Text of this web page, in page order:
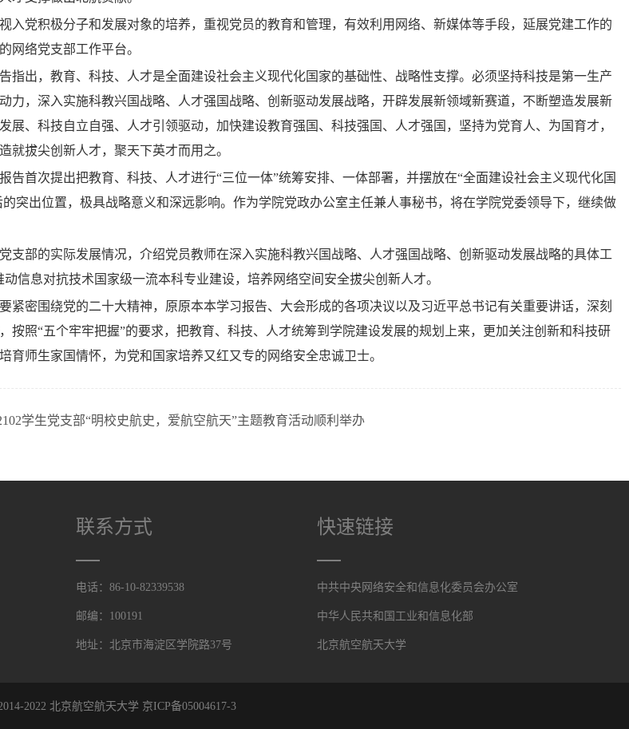
入党积极分子和发展对象的培养，重视党员的教育和管理，有效利用网络、新媒体等手段，延展党建工作的
网络党支部工作平台。
指出，教育、科技、人才是全面建设社会主义现代化国家的基础性、战略性支撑。必须坚持科技是第一生产
力，深入实施科教兴国战略、人才强国战略、创新驱动发展战略，开辟发展新领域新赛道，不断塑造发展新
展、科技自立自强、人才引领驱动，加快建设教育强国、科技强国、人才强国，坚持为党育人、为国育才，
就拔尖创新人才，聚天下英才而用之。
告首次提出把教育、科技、人才进行“三位一体”统筹安排、一体部署，并摆放在“全面建设社会主义现代化国
的突出位置，极具战略意义和深远影响。作为学院党政办公室主任兼人事秘书，将在学院党委领导下，继续做
支部的实际发展情况，介绍党员教师在深入实施科教兴国战略、人才强国战略、创新驱动发展战略的具体工
信息对抗技术国家级一流本科专业建设，培养网络空间安全拔尖创新人才。
紧密围绕党的二十大精神，原原本本学习报告、大会形成的各项决议以及习近平总书记有关重要讲话，深刻
按照“五个牢牢把握”的要求，把教育、科技、人才统筹到学院建设发展的规划上来，更加关注创新和科技研
育师生家国情怀，为党和国家培养又红又专的网络安全忠诚卫士。
学生党支部“明校史航史，爱航空航天”主题教育活动顺利举办
联系方式
电话：86-10-82339538
邮编：100191
地址：北京市海淀区学院路37号
快速链接
中共中央网络安全和信息化委员会办公室
中华人民共和国工业和信息化部
北京航空航天大学
2022 北京航空航天大学 京ICP备05004617-3